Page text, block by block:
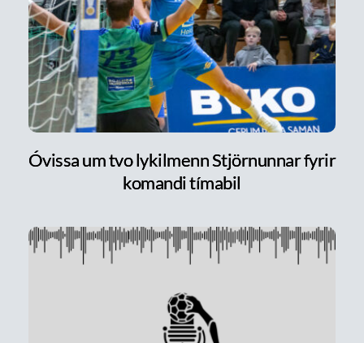
Óvissa um tvo lykilmenn Stjörnunnar fyrir
komandi tímabil